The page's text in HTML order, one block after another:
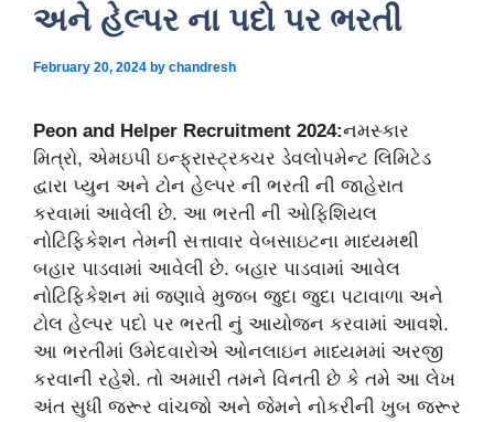
અને હેલ્પર ના પદો પર ભરતી
February 20, 2024 by chandresh
Peon and Helper Recruitment 2024:નમસ્કાર
મિત્રો, એમઇપી ઇન્ફ્રાસ્ટ્રક્ચર ડેવલોપમેન્ટ લિમિટેડ
દ્વારા પ્યુન અને ટોન હેલ્પર ની ભરતી ની જાહેરાત
કરવામાં આવેલી છે. આ ભરતી ની ઓફિશિયલ
નોટિફિકેશન તેમની સત્તાવાર વેબસાઇટના માધ્યમથી
બહાર પાડવામાં આવેલી છે. બહાર પાડવામાં આવેલ
નોટિફિકેશન માં જણાવે મુજબ જુદા જુદા પટાવાળા અને
ટોલ હેલ્પર પદો પર ભરતી નું આયોજન કરવામાં આવશે.
આ ભરતીમાં ઉમેદવારોએ ઓનલાઇન માધ્યમમાં અરજી
કરવાની રહેશે. તો અમારી તમને વિનતી છે કે તમે આ લેખ
અંત સુધી જરૂર વાંચજો અને જેમને નોકરીની ખુબ જરૂર